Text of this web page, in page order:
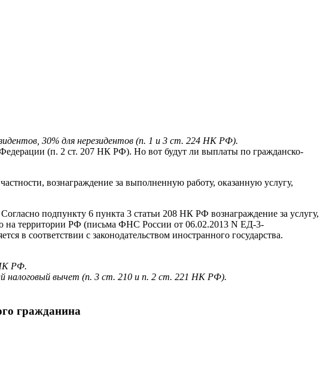
30% для нерезидентов (п. 1 и 3 ст. 224 НК РФ).
(п. 2 ст. 207 НК РФ). Но вот будут ли выплаты по гражданско-
вознаграждение за выполненную работу, оказанную услугу,
подпункту 6 пункта 3 статьи 208 НК РФ вознаграждение за услугу,
на территории РФ (письма ФНС России от 06.02.2013 N ЕД-3-
в соответствии с законодательством иностранного государства.
РФ.
налоговый вычет (п. 3 ст. 210 и п. 2 ст. 221 НК РФ).
гражданина